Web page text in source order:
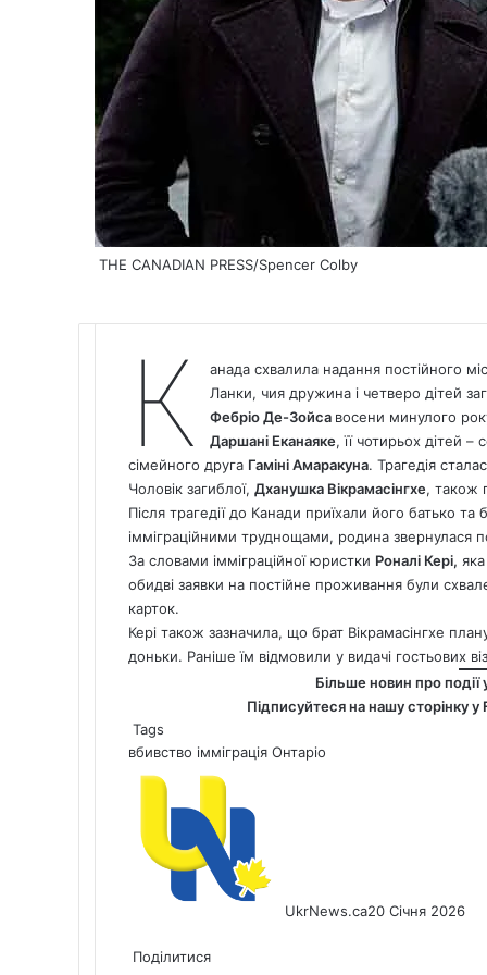
THE CANADIAN PRESS/Spencer Colby
К анадасхвалила надання постійного
Ланки, чия дружина і четверо дітей
Фебріо Де-Зойса восени минулого
Даршані Еканаяке, її чотирьох дітей
сімейного друга Гаміні Амаракуна. Трагедія
Чоловік загиблої, Дханушка Вікрамасінгхе, також
Після трагедії до Канади приїхали його батько
імміграційними труднощами, родина звернулася
За словами імміграційної юристки Роналі Кері,
обидві заявки на постійне проживання були
карток.
Кері також зазначила, що брат Вікрамасінгхе
доньки. Раніше їм відмовили у видачі гостьових
Більше новин про події
Підписуйтеся на нашу сторінку у
Tags
вбивство імміграція Онтаріо
UkrNews.ca20 Січня 2026
via
Поділитися